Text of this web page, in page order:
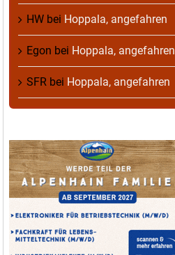
HW bei Hoppala, angefahren
Egon bei Hoppala, angefahren
SFR bei Hoppala, angefahren